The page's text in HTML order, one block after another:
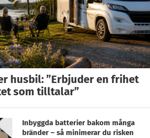
husbil: ”Erbjuder en frihet
som tilltalar”
Inbyggda batterier bakom många
bränder – så minimerar du risken